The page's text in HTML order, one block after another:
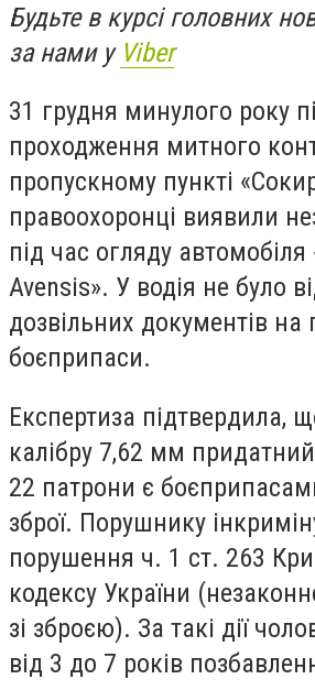
Будьте в курсі головних
за нами у Viber
31 грудня минулого року
проходження митного
пропускному пункті
правоохоронці виявили
під час огляду автомобіля
Avensis». У водія не було
дозвільних документів на
боєприпаси.
Експертиза підтвердила,
калібру 7,62 мм
22 патрони є
зброї. Порушнику
порушення ч. 1 ст. 263
кодексу України
зі зброєю). За такі дії
від 3 до 7 років